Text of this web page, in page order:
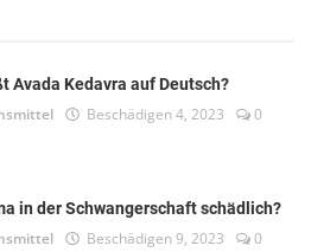
Avada Kedavra auf Deutsch?
Beschädigen 4, 2023
0
in der Schwangerschaft schädlich?
Beschädigen 9, 2023
0